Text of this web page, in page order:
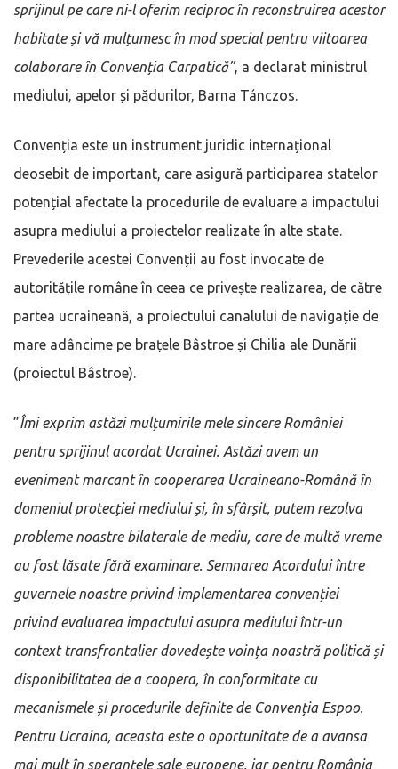
sprijinul pe care ni-l oferim reciproc în reconstruirea acestor
habitate și vă mulțumesc în mod special pentru viitoarea
colaborare în Convenția Carpatică”, a declarat ministrul
mediului, apelor și pădurilor, Barna Tánczos.
Convenția este un instrument juridic internațional
deosebit de important, care asigură participarea statelor
potențial afectate la procedurile de evaluare a impactului
asupra mediului a proiectelor realizate în alte state.
Prevederile acestei Convenții au fost invocate de
autoritățile române în ceea ce privește realizarea, de către
partea ucraineană, a proiectului canalului de navigație de
mare adâncime pe brațele Bâstroe și Chilia ale Dunării
(proiectul Bâstroe).
”Îmi exprim astăzi mulțumirile mele sincere României
pentru sprijinul acordat Ucrainei. Astăzi avem un
eveniment marcant în cooperarea Ucraineano-Română în
domeniul protecției mediului și, în sfârșit, putem rezolva
probleme noastre bilaterale de mediu, care de multă vreme
au fost lăsate fără examinare. Semnarea Acordului între
guvernele noastre privind implementarea convenției
privind evaluarea impactului asupra mediului într-un
context transfrontalier dovedește voința noastră politică și
disponibilitatea de a coopera, în conformitate cu
mecanismele și procedurile definite de Convenția Espoo.
Pentru Ucraina, aceasta este o oportunitate de a avansa
mai mult în speranțele sale europene, iar pentru România